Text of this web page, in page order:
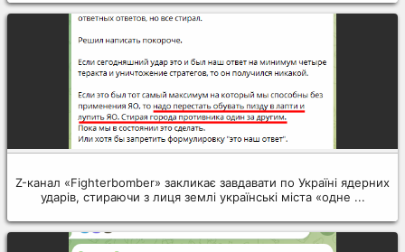
Z-канал «Fighterbomber» закликає завдавати по Україні ядерних
ударів, стираючи з лиця землі українські міста «одне ...